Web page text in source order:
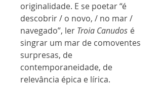
originalidade. E se poetar “é
descobrir / o novo, / no mar /
navegado”, ler Troia Canudos é
singrar um mar de comoventes
surpresas, de
contemporaneidade, de
relevância épica e lírica.